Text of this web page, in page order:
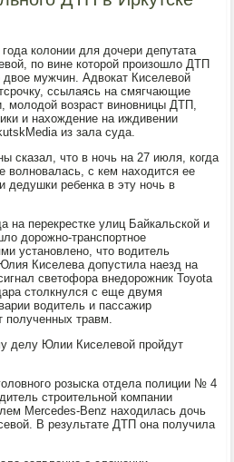
колонии для дочери депутата
по вине которой произошло ДТП
двое мужчин. Адвокат Киселевой
ссылаясь на смягчающие
молодой возраст виновницы ДТП,
и нахождение на иждивении
из зала суда.
сказал, что в ночь на 27 июля, когда
с кем находится ее
дедушки ребенка в эту ночь в
на перекрестке улиц Байкальской и
дорожно-транспортное
установлено, что водитель
Киселева допустила наезд на
светофора внедорожник Toyota
столкнулся с еще двумя
водитель и пассажир
полученных травм.
делу Юлии Киселевой пройдут
розыска отдела полиции № 4
строительной компании
Mercedes-Benz находилась дочь
В результате ДТП она получила